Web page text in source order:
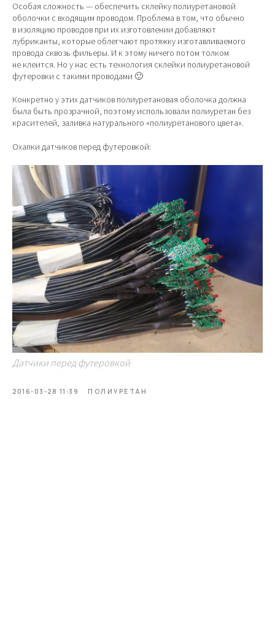
Особая сложность — обеспечить склейку полиуретановой
оболочки с входящим проводом. Проблема в том, что обычно
в изоляцию проводов при их изготовлении добавляют
лубриканты, которые облегчают протяжку изготавливаемого
провода сквозь фильеры. И к этому ничего потом толком
не клеится. Но у нас есть технология склейки полиуретановой
футеровки с такими проводами 🙂
Конкретно у этих датчиков полиуретановая оболочка должна
была быть прозрачной, поэтому использовали полиуретан без
красителей, заливка натурального «полиуретанового цвета».
Охапки датчиков перед футеровкой:
Датчики перед футеровкой
2016-03-28 11:39 ПОЛИУРЕТАН